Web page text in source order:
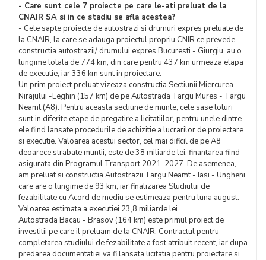
- Care sunt cele 7 proiecte pe care le-ati preluat de la
CNAIR SA si in ce stadiu se afla acestea?
- Cele sapte proiecte de autostrazi si drumuri expres preluate de
la CNAIR, la care se adauga proiectul propriu CNIR ce prevede
constructia autostrazii/ drumului expres Bucuresti - Giurgiu, au o
lungime totala de 774 km, din care pentru 437 km urmeaza etapa
de executie, iar 336 km sunt in proiectare.
Un prim proiect preluat vizeaza constructia Sectiunii Miercurea
Nirajului -Leghin (157 km) de pe Autostrada Targu Mures - Targu
Neamt (A8). Pentru aceasta sectiune de munte, cele sase loturi
sunt in diferite etape de pregatire a licitatiilor, pentru unele dintre
ele fiind lansate procedurile de achizitie a lucrarilor de proiectare
si executie. Valoarea acestui sector, cel mai dificil de pe A8
deoarece strabate muntii, este de 38 miliarde lei, finantarea fiind
asigurata din Programul Transport 2021-2027. De asemenea,
am preluat si constructia Autostrazii Targu Neamt - Iasi - Ungheni,
care are o lungime de 93 km, iar finalizarea Studiului de
fezabilitate cu Acord de mediu se estimeaza pentru luna august.
Valoarea estimata a executiei 23,8 miliarde lei.
Autostrada Bacau - Brasov (164 km) este primul proiect de
investitii pe care il preluam de la CNAIR. Contractul pentru
completarea studiului de fezabilitate a fost atribuit recent, iar dupa
predarea documentatiei va fi lansata licitatia pentru proiectare si